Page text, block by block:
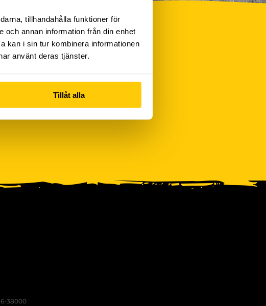
tillhandahålla funktioner för
och annan information från din enhet
kan i sin tur kombinera informationen
använt deras tjänster.
Tillåt alla
38000